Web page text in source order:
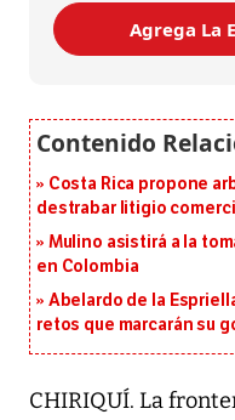
Agrega La
Costa Rica propone
destrabar litigio
Mulino asistirá a la
en Colombia
Abelardo de la
retos que marcarán su
CHIRIQUÍ. La